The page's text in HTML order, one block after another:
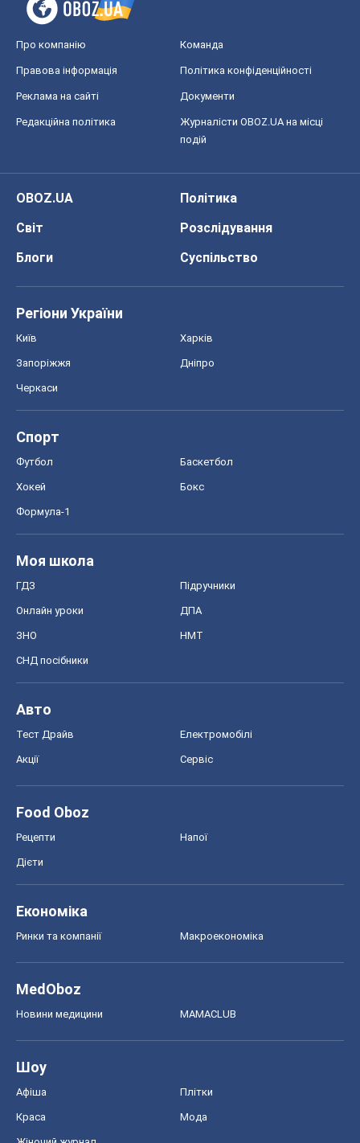
Про компанію Команда
Правова інформація Політика конфіденційності
Реклама на сайті Документи
Редакційна політика
Журналісти OBOZ.UA на місці
подій
OBOZ.UA
Політика
Світ
Розслідування
Блоги
Суспільство
Регіони України
Київ Харків
Запоріжжя Дніпро
Черкаси
Спорт
Футбол Баскетбол
Хокей Бокс
Формула-1
Моя школа
ГДЗ Підручники
Онлайн уроки ДПА
ЗНО НМТ
СНД посібники
Авто
Тест Драйв Електромобілі
Акції Сервіс
Food Oboz
Рецепти Напої
Дієти
Економіка
Ринки та компанії Макроекономіка
MedOboz
Новини медицини MAMACLUB
Шоу
Афіша Плітки
Краса Мода